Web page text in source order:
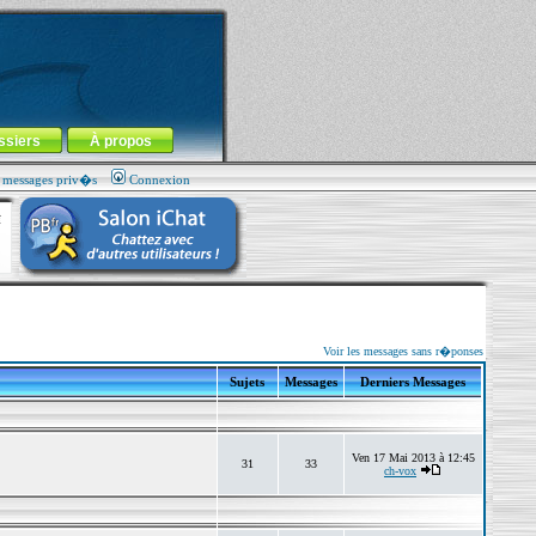
À propos
priv�s Connexion
Voir les messages sans r�ponses
Sujets Messages Derniers Messages
31 33
Ven 17 Mai 2013 à 12:45
ch-vox